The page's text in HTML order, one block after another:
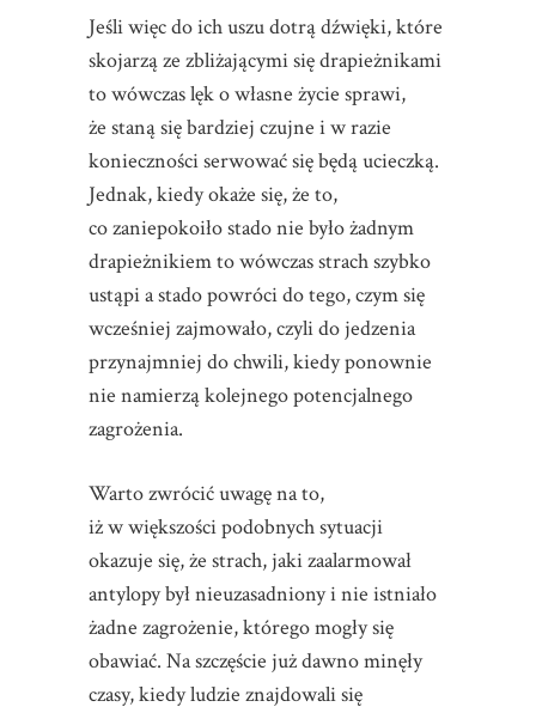
Jeśli więc do ich uszu dotrą dźwięki, które
skojarzą ze zbliżającymi się drapieżnikami
to wówczas lęk o własne życie sprawi,
że staną się bardziej czujne i w razie
konieczności serwować się będą ucieczką.
Jednak, kiedy okaże się, że to,
co zaniepokoiło stado nie było żadnym
drapieżnikiem to wówczas strach szybko
ustąpi a stado powróci do tego, czym się
wcześniej zajmowało, czyli do jedzenia
przynajmniej do chwili, kiedy ponownie
nie namierzą kolejnego potencjalnego
zagrożenia.
Warto zwrócić uwagę na to,
iż w większości podobnych sytuacji
okazuje się, że strach, jaki zaalarmował
antylopy był nieuzasadniony i nie istniało
żadne zagrożenie, którego mogły się
obawiać. Na szczęście już dawno minęły
czasy, kiedy ludzie znajdowali się